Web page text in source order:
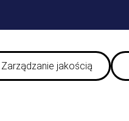
Zarządzanie jakością